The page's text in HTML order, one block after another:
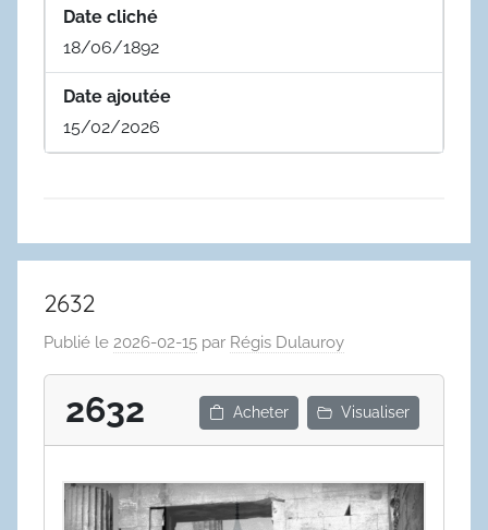
Date cliché
18/06/1892
Date ajoutée
15/02/2026
2632
Publié le 2026-02-15 par Régis Dulauroy
2632 Acheter Visualiser